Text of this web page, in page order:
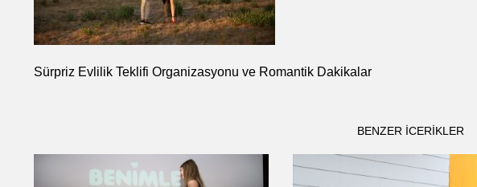
Sürpriz Evlilik Teklifi Organizasyonu ve Romantik Dakikalar
BENZER ICERIKLER